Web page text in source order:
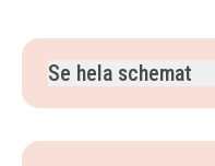
Se hela schemat